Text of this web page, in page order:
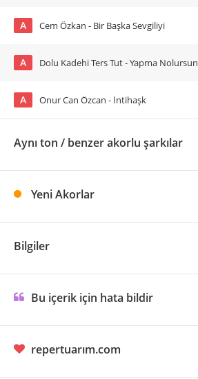
A Cem Özkan - Bir Başka Sevgiliyi
A Dolu Kadehi Ters Tut - Yapma Nolursun
A Onur Can Özcan - İntihaşk
Aynı ton / benzer akorlu şarkılar
Yeni Akorlar
Bilgiler
Bu içerik için hata bildir
repertuarım.com